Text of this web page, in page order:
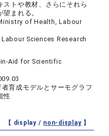
トや教材、さらにそれら
まれる。
of Health, Labour
Sciences Research
Aid for Scientific
育成モデルとサーモグラフ
性
【 display / non-display】